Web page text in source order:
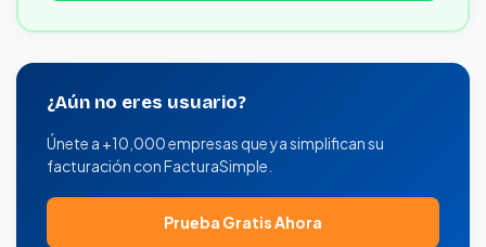
¿Aún no eres usuario?
Únete a +10,000 empresas que ya simplifican su
facturación con FacturaSimple.
Prueba Gratis Ahora